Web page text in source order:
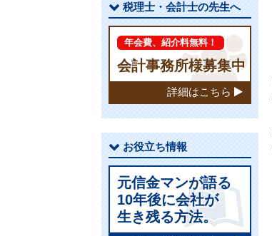
税理士・会計士の先生へ
年会費、紹介料無料！
会計事務所様募集中
詳細はこちら
お役立ち情報
元信金マンが語る
10年後に会社が
生き残る方法。